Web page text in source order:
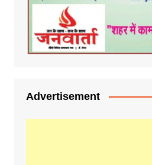
Advertisement